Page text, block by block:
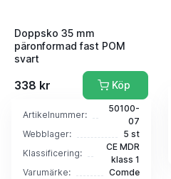
Doppsko 35 mm
päronformad fast POM
svart
338 kr Köp
Artikelnummer:
50100-
07
Webblager:
5 st
Klassificering:
CE MDR
klass 1
Varumärke:
Comde